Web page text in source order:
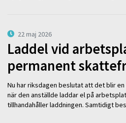
22 maj 2026
Laddel vid
permanent
Nu har riksdagen beslutat att det blir
när den anställde laddar el på
tillhandahåller laddningen. Samtidigt